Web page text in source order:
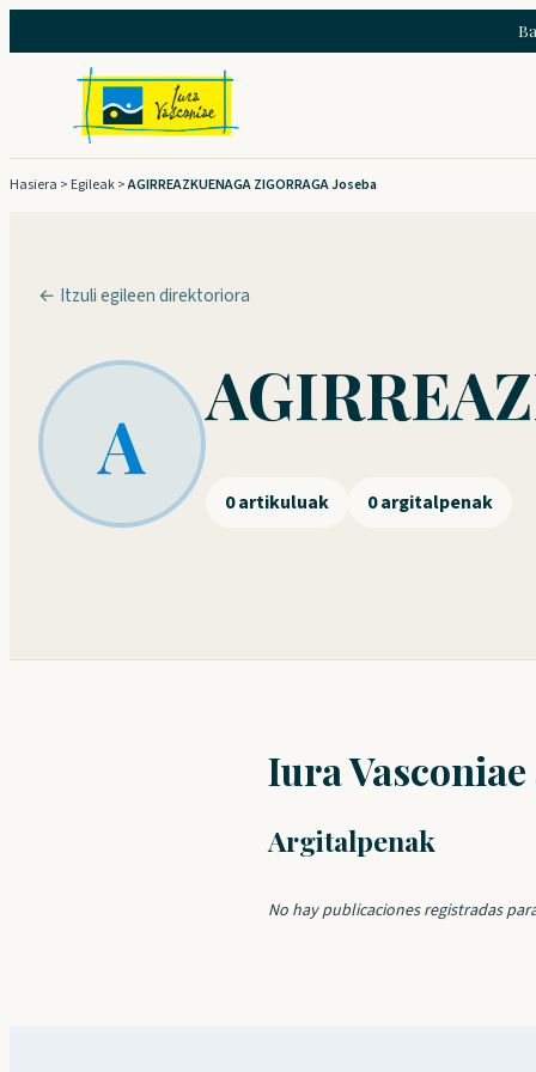
edukira
Hasiera > Egileak>AGIRREAZKUENAGA ZIGORRAGA Joseba
← Itzuli egileen direktoriora
A
0 artikuluak 0 argitalpenak
Iura
Argitalpenak
No hay publicaciones registradas